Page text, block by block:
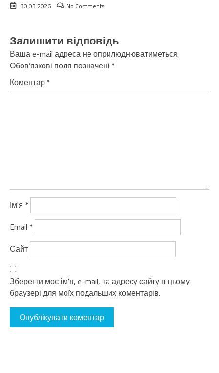
30.03.2026
No Comments
Залишити відповідь
Ваша e-mail адреса не оприлюднюватиметься.
Обов’язкові поля позначені *
Коментар *
Ім'я *
Email *
Сайт
Зберегти моє ім'я, e-mail, та адресу сайту в цьому
браузері для моїх подальших коментарів.